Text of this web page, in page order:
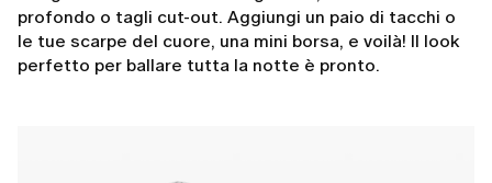
profondo o tagli cut-out. Aggiungi un paio di tacchi o
le tue scarpe del cuore, una mini borsa, e voilà! Il look
perfetto per ballare tutta la notte è pronto.